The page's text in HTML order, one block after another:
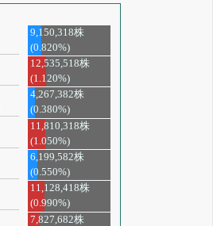
9,150,318株
(0.820%)
12,535,518株
(1.120%)
4,267,382株
(0.380%)
11,810,318株
(1.050%)
6,199,582株
(0.550%)
11,128,418株
(0.990%)
7,827,682株